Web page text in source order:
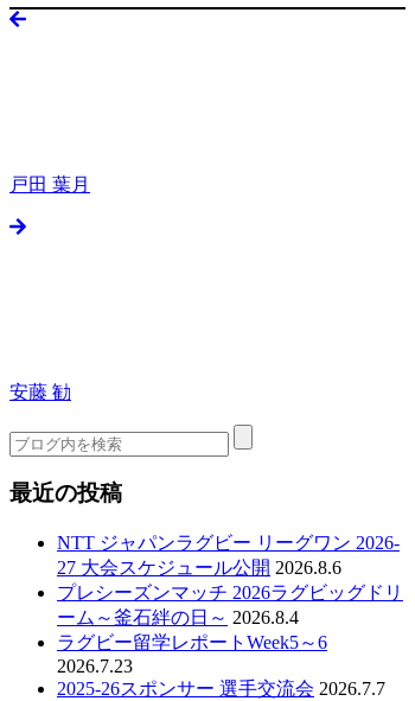
戸田 葉月
安藤 勧
最近の投稿
NTT ジャパンラグビー リーグワン 2026-
27 大会スケジュール公開 2026.8.6
プレシーズンマッチ 2026ラグビッグドリ
ーム～釜石絆の日～ 2026.8.4
ラグビー留学レポートWeek5～6
2026.7.23
2025-26スポンサー 選手交流会 2026.7.7